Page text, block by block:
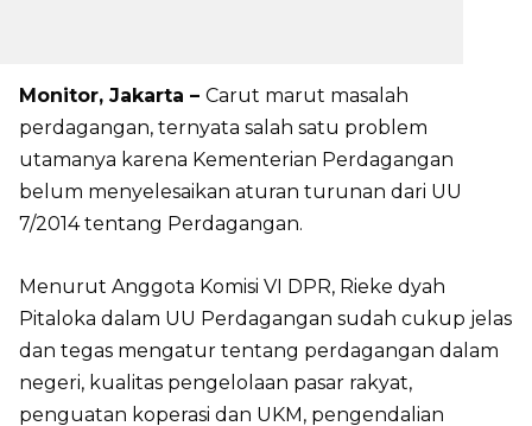
Monitor, Jakarta – Carut marut masalah
perdagangan, ternyata salah satu problem
utamanya karena Kementerian Perdagangan
belum menyelesaikan aturan turunan dari UU
7/2014 tentang Perdagangan.
Menurut Anggota Komisi VI DPR, Rieke dyah
Pitaloka dalam UU Perdagangan sudah cukup jelas
dan tegas mengatur tentang perdagangan dalam
negeri, kualitas pengelolaan pasar rakyat,
penguatan koperasi dan UKM, pengendalian